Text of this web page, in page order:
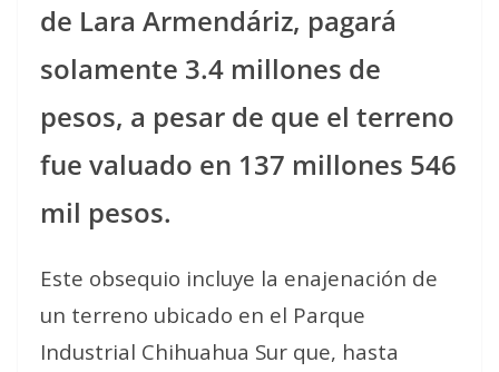
de Lara Armendáriz, pagará
solamente 3.4 millones de
pesos, a pesar de que el terreno
fue valuado en 137 millones 546
mil pesos.
Este obsequio incluye la enajenación de
un terreno ubicado en el Parque
Industrial Chihuahua Sur que, hasta